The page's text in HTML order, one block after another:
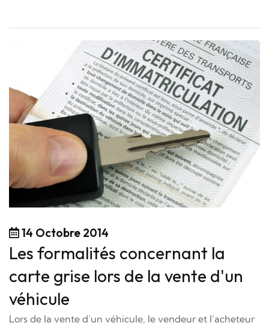
14 Octobre 2014
Les formalités concernant la
carte grise lors de la vente d'un
véhicule
Lors de la vente d’un véhicule, le vendeur et l’acheteur